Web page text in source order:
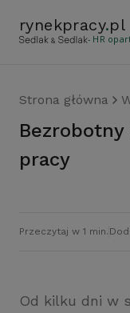
rynekpracy.pl
- HR
Strona główna
Bezrobotny łatwiej oszuka urząd
pracy
Przeczytaj w 1 min.
Od kilku dni w